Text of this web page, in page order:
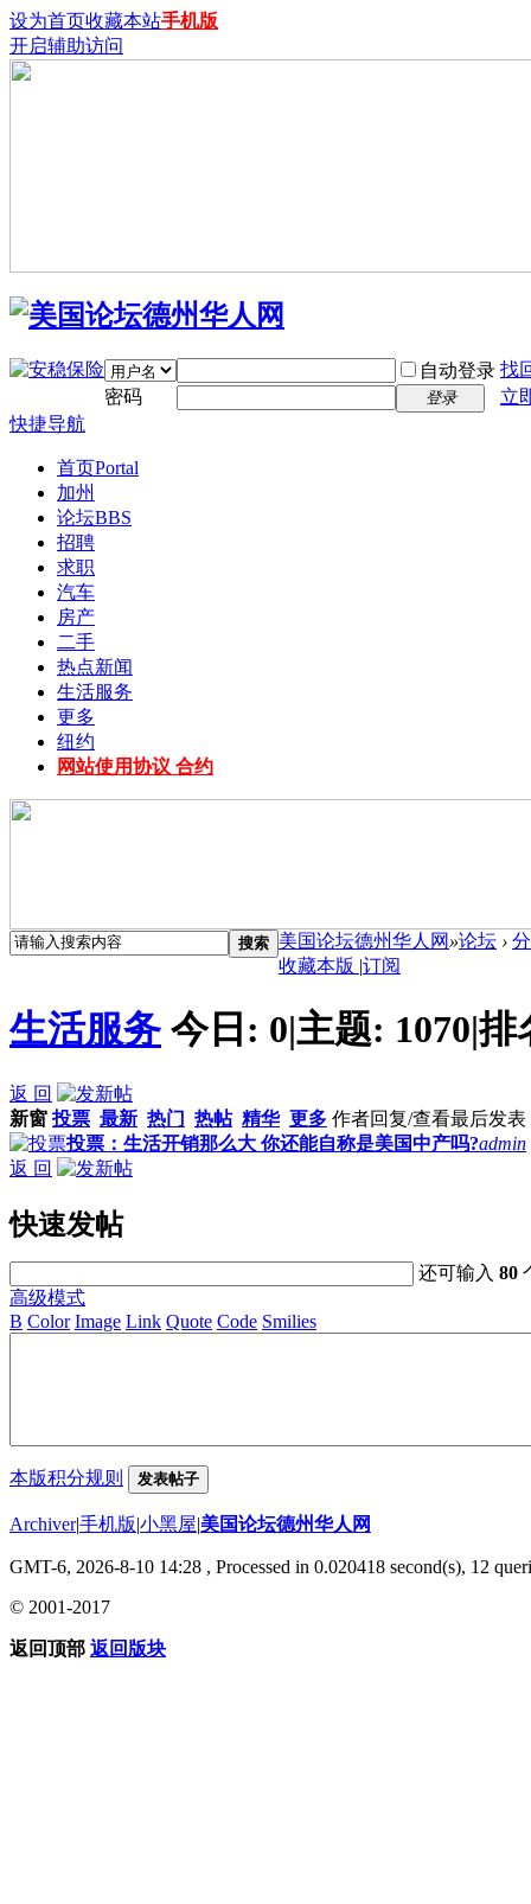
设为首页收藏本站手机版
开启辅助访问
自动登录 找
密码
登录
立
快捷导航
首页Portal
加州
论坛BBS
招聘
求职
汽车
房产
二手
热点新闻
生活服务
更多
纽约
网站使用协议 合约
搜索 美国论坛德州华人网 »论坛 ›
收藏本版 |订阅
生活服务 今日: 0|主题: 1070|排
返 回
新窗 投票 最新 热门 热帖 精华 更多 作者回复/查看最后发表
投票：生活开销那么大 你还能自称是美国中产吗?admin
返 回
快速发帖
还可输入80
高级模式
B Color Image Link Quote Code Smilies
本版积分规则 发表帖子
Archiver|手机版|小黑屋|美国论坛德州华人网
GMT-6, 2026-8-10 14:28 , Processed in 0.020418 second(s), 12
© 2001-2017
返回顶部 返回版块